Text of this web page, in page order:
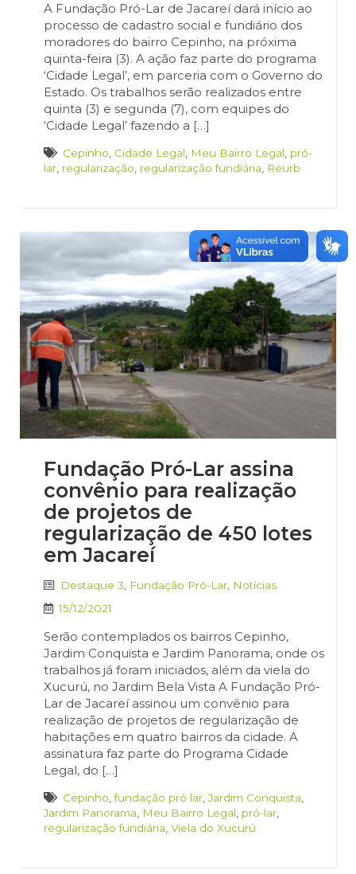
A Fundação Pró-Lar de Jacareí dará início ao
processo de cadastro social e fundiário dos
moradores do bairro Cepinho, na próxima
quinta-feira (3). A ação faz parte do programa
‘Cidade Legal’, em parceria com o Governo do
Estado. Os trabalhos serão realizados entre
quinta (3) e segunda (7), com equipes do
‘Cidade Legal’ fazendo a […]
Cepinho Cidade Legal Meu Bairro Legal pró-
lar regularização regularização fundiária Reurb
Fundação Pró-Lar assina
convênio para realização
de projetos de
regularização de 450 lotes
em Jacareí
Destaque 3 Fundação Pró-Lar Notícias
15/12/2021
Serão contemplados os bairros Cepinho,
Jardim Conquista e Jardim Panorama, onde os
trabalhos já foram iniciados, além da viela do
Xucurú, no Jardim Bela Vista A Fundação Pró-
Lar de Jacareí assinou um convênio para
realização de projetos de regularização de
habitações em quatro bairros da cidade. A
assinatura faz parte do Programa Cidade
Legal, do […]
Cepinho ,fundação pró lar ,Jardim Conquista
Jardim Panorama
Meu Bairro Legal pró-lar
regularização fundiária Viela do Xucurú